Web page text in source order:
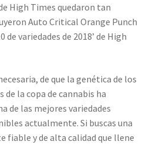
High Times quedaron tan
Auto Critical Orange Punch
variedades de 2018’ de High
de que la genética de los
la copa de cannabis ha
de las mejores variedades
actualmente. Si buscas una
fiable y de alta calidad que llene